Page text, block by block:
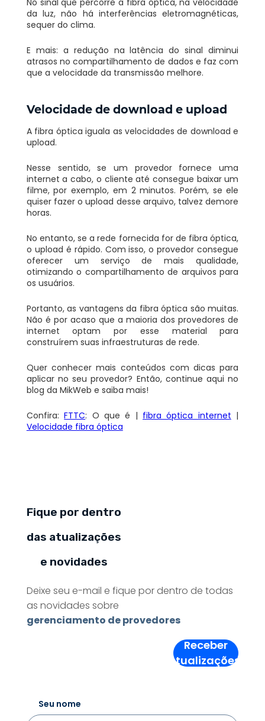
da luz, não há interferências eletromagnéticas,
sequer do clima.
E mais: a redução na latência do sinal diminui
atrasos no compartilhamento de dados e faz com
que a velocidade da transmissão melhore.
Velocidade de download e upload
A fibra óptica iguala as velocidades de download e
upload.
Nesse sentido, se um provedor fornece uma
internet a cabo, o cliente até consegue baixar um
filme, por exemplo, em 2 minutos. Porém, se ele
quiser fazer o upload desse arquivo, talvez demore
horas.
No entanto, se a rede fornecida for de fibra óptica,
o upload é rápido. Com isso, o provedor consegue
oferecer um serviço de mais qualidade,
otimizando o compartilhamento de arquivos para
os usuários.
Portanto, as vantagens da fibra óptica são muitas.
Não é por acaso que a maioria dos provedores de
internet optam por esse material para
construírem suas infraestruturas de rede.
Quer conhecer mais conteúdos com dicas para
aplicar no seu provedor? Então, continue aqui no
blog da MikWeb e saiba mais!
Confira:FTTC: O que é | fibra óptica internet |
Velocidade fibra óptica
Fique por dentro
das atualizações
e novidades
Deixe seu e-mail e fique por dentro de todas
as novidades sobre
gerenciamento de provedores
Receber
Atualizações!
Seu nome